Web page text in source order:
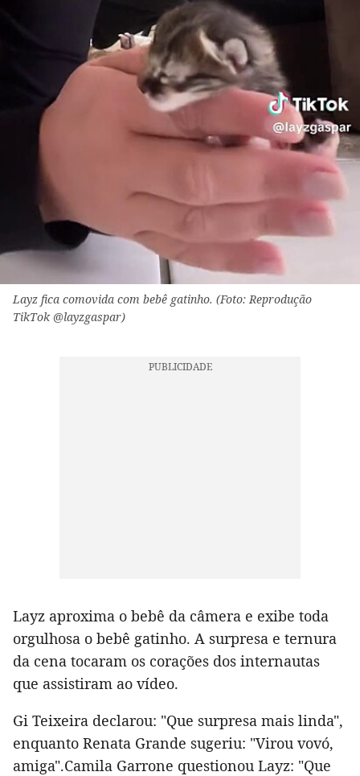
Layz fica comovida com bebê gatinho. (Foto: Reprodução
TikTok @layzgaspar)
Layz aproxima o bebê da câmera e exibe toda
orgulhosa o bebê gatinho. A surpresa e ternura
da cena tocaram os corações dos internautas
que assistiram ao vídeo.
Gi Teixeira declarou: "Que surpresa mais linda",
enquanto Renata Grande sugeriu: "Virou vovó,
amiga".Camila Garrone questionou Layz: "Que